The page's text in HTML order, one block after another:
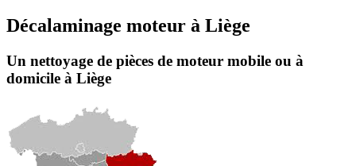
Décalaminage moteur à Liège
Un nettoyage de pièces de moteur mobile ou à
domicile à Liège